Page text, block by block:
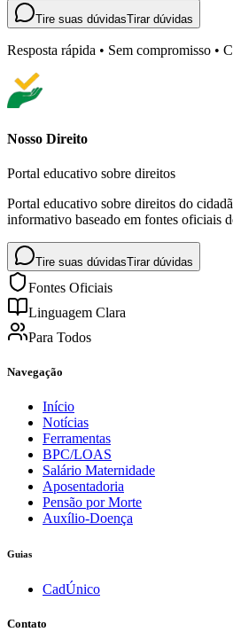
Tire suas dúvidasTirar dúvidas
Resposta rápida • Sem compromisso •
Nosso Direito
Portal educativo sobre direitos
Portal educativo sobre direitos do
informativo baseado em fontes oficiais
Tire suas dúvidasTirar dúvidas
Fontes Oficiais
Linguagem Clara
Para Todos
Navegação
Início
Notícias
Ferramentas
BPC/LOAS
Salário Maternidade
Aposentadoria
Pensão por Morte
Auxílio-Doença
Guias
CadÚnico
Contato